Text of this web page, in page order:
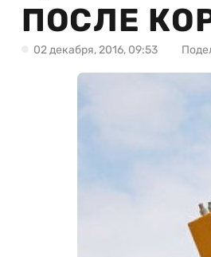
ПОСЛЕ
02 декабря, 2016, 09:53